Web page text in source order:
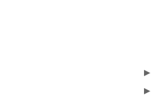
►
►